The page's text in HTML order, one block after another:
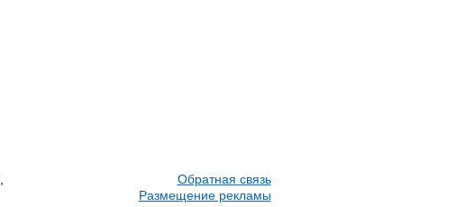
Обратная связь
Размещение рекламы